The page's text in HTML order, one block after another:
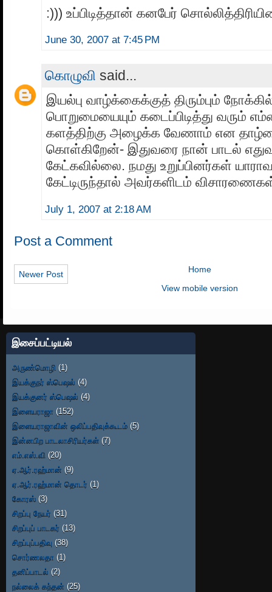
:))) உப்பிடித்தான் கனபேர்
June 30, 2007 at 7:45 PM
கொழுவி said...
இயல்பு வாழ்க்கைக்குத் திரும்பும்
பொறுமையையும் கடைப்பிடித்து வரும்
களத்திற்கு அழைக்க வேணாம் என
கொள்கிறேன்- இதுவரை நான் பாடல்
கேட்கவில்லை. நமது உறுப்பினர்கள்
கேட்டிருந்தால் அவர்களிடம்
July 1, 2007 at 2:18 AM
Post a Comment
Newer Post
Home
View mobile version
இசைப்பட்டியல்
அருண்மொழி (1)
இயக்குநர் ஸ்பெஷல் (4)
இயக்குனர் ஸ்பெஷல் (4)
இளையராஜா (152)
இளையராஜாவின் ஒலிப்பதிவுக்கூடம் (5)
இன்னபிற பாடலாசிரியர்கள் (7)
எம்.எஸ்.வி (20)
ஏ.ஆர்.ரஹ்மான் (9)
ஏ.ஆர்.ரஹ்மான் தொடர் (1)
கோரஸ் (3)
சிறப்பு நேயர் (31)
சிறப்புப் பாடகர் (13)
சிறப்புப்பதிவு (38)
சொர்ணலதா (1)
தனிப்பாடல் (2)
நல்லைக் கந்தன் (25)